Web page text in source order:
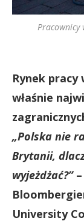
Rynek
właśnie
„Polska nie
Brytanii,
wyjeżdżać?”–
University